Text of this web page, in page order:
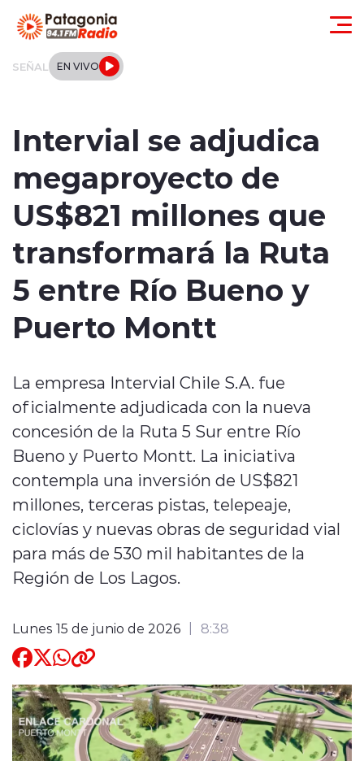
SEÑAL EN VIVO
Local
Tendencias
Internacional
Deportes
Quienes Somos
modo claro
Intervial se adjudica
megaproyecto de
US$821 millones que
transformará la Ruta
5 entre Río Bueno y
Puerto Montt
La empresa Intervial Chile S.A. fue
oficialmente adjudicada con la nueva
concesión de la Ruta 5 Sur entre Río
Bueno y Puerto Montt. La iniciativa
contempla una inversión de US$821
millones, terceras pistas, telepeaje,
ciclovías y nuevas obras de seguridad vial
para más de 530 mil habitantes de la
Región de Los Lagos.
Lunes 15 de junio de 2026 8:38